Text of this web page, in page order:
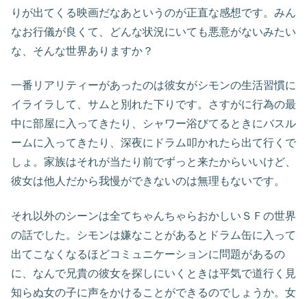
りが出てくる映画だなあというのが正直な感想です。みん
なお行儀が良くて、どんな状況にいても悪意がないみたい
な、そんな世界ありますか？
一番リアリティーがあったのは彼女がシモンの生活習慣に
イライラして、サムと別れた下りです。さすがに行為の最
中に部屋に入ってきたり、シャワー浴びてるときにバスル
ームに入ってきたり、深夜にドラム叩かれたら出て行くで
しょ。家族はそれが当たり前でずっと来たからいいけど、
彼女は他人だから我慢ができないのは無理もないです。
それ以外のシーンは全てちゃんちゃらおかしいＳＦの世界
の話でした。シモンは嫌なことがあるとドラム缶に入って
出てこなくなるほどコミュニケーションに問題があるの
に、なんで兄貴の彼女を探しにいくときは平気で道行く見
知らぬ女の子に声をかけることができるのでしょうか。女